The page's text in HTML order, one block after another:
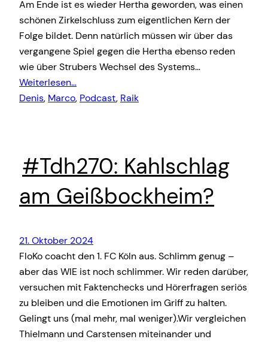
Am Ende ist es wieder Hertha geworden, was einen
schönen Zirkelschluss zum eigentlichen Kern der
Folge bildet. Denn natürlich müssen wir über das
vergangene Spiel gegen die Hertha ebenso reden
wie über Strubers Wechsel des Systems…
Weiterlesen…
Denis, Marco, Podcast, Raik
#Tdh270: Kahlschlag
am Geißbockheim?
21. Oktober 2024
FloKo coacht den 1. FC Köln aus. Schlimm genug –
aber das WIE ist noch schlimmer. Wir reden darüber,
versuchen mit Faktenchecks und Hörerfragen seriös
zu bleiben und die Emotionen im Griff zu halten.
Gelingt uns (mal mehr, mal weniger).Wir vergleichen
Thielmann und Carstensen miteinander und